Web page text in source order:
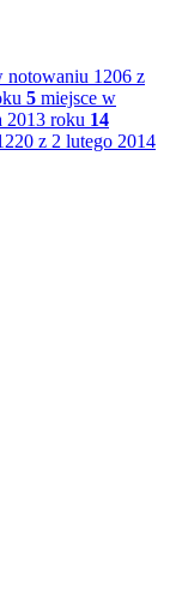
notowaniu 1206 z
5 miejsce w
2013 roku 14
z 2 lutego 2014